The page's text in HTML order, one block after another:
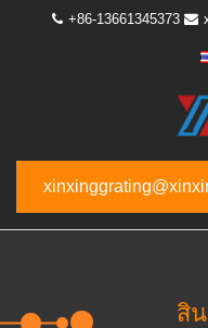
+86-13661345373
สิ